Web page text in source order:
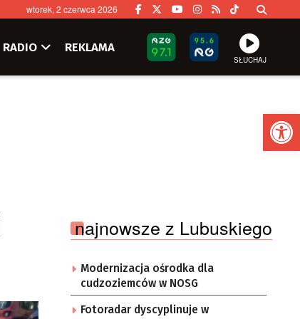
wtorek, 2 czerwca 2026
RADIO REKLAMA
SŁUCHAJ
najnowsze z Lubuskiego
Modernizacja ośrodka dla
cudzoziemców w NOSG
Fotoradar dyscyplinuje w